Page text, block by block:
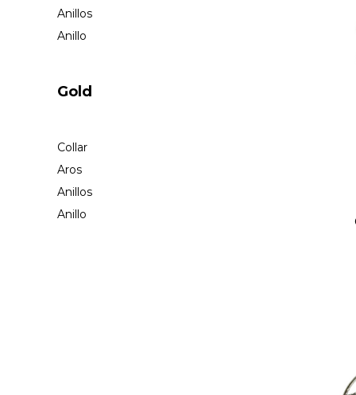
Anillos
Anillo
Gold
Collar
Aros
Anillos
Anillo